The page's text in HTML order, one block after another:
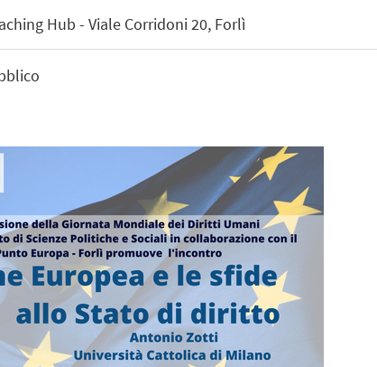
Hub - Viale Corridoni 20, Forlì